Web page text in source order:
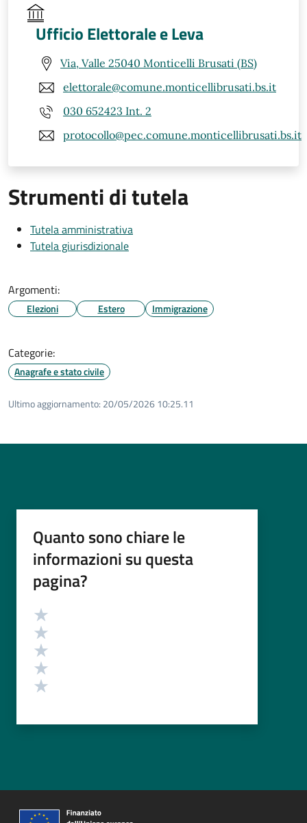
Ufficio Elettorale e Leva
Via, Valle 25040 Monticelli Brusati (BS)
elettorale@comune.monticellibrusati.bs.it
030 652423 Int. 2
protocollo@pec.comune.monticellibrusati.bs.it
Strumenti di tutela
Tutela amministrativa
Tutela giurisdizionale
Argomenti:
Elezioni Estero Immigrazione
Categorie:
Anagrafe e stato civile
Ultimo aggiornamento: 20/05/2026 10:25.11
Quanto sono chiare le
informazioni su questa
pagina?
Valutazione